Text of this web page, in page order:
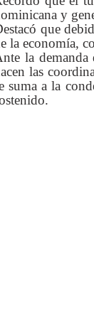
y
que
la economía,
la demanda
las
suma a la